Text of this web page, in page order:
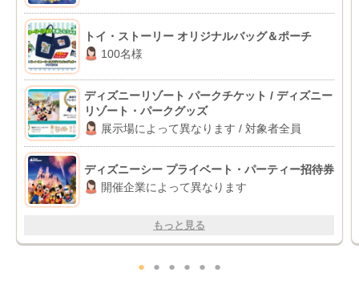
トイ・ストーリー オリジナルバッグ＆ポーチ
100名様
ディズニーリゾート パークチケット / ディズニー
リゾート・パークグッズ
展示場によって異なります / 対象者全員
ディズニーシー プライベート・パーティー招待券
開催企業によって異なります
もっと見る
● ● ● ● ● ●